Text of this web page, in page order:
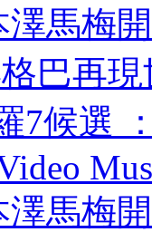
本澤馬
博格巴
選 
澤馬梅